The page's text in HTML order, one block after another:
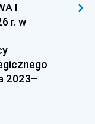
I
r. w
2023–